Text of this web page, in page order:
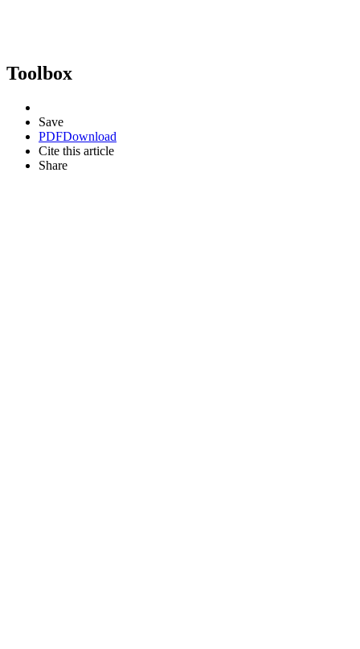
Toolbox
Save
PDFDownload
Cite this article
Share